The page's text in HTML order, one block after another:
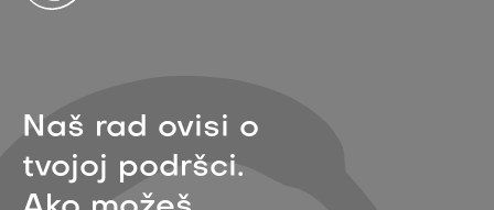
Naš rad ovisi o
tvojoj podršci.